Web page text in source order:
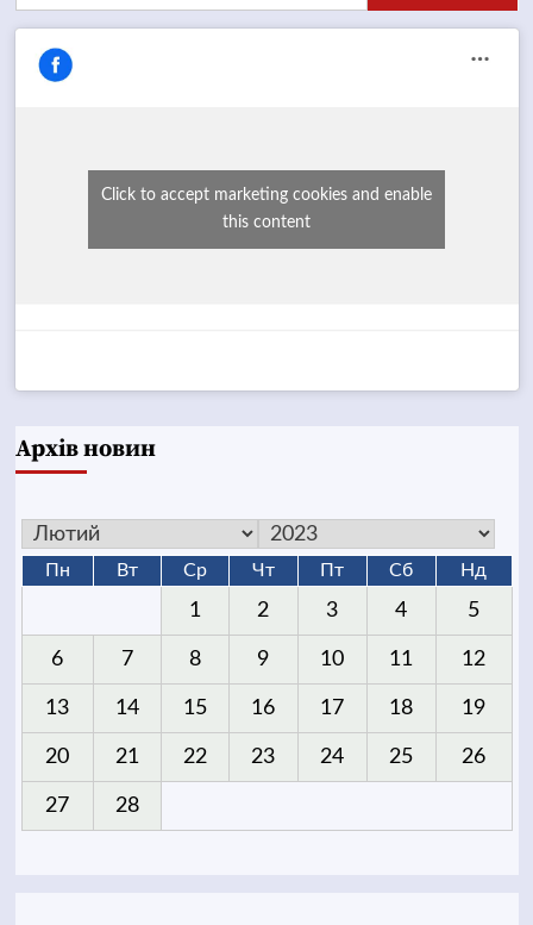
Click to accept marketing cookies and enable
this content
Архів новин
Пн Вт Ср Чт Пт Сб Нд
1 2 3 4 5
6 7 8 9 10 11 12
13 14 15 16 17 18 19
20 21 22 23 24 25 26
27 28